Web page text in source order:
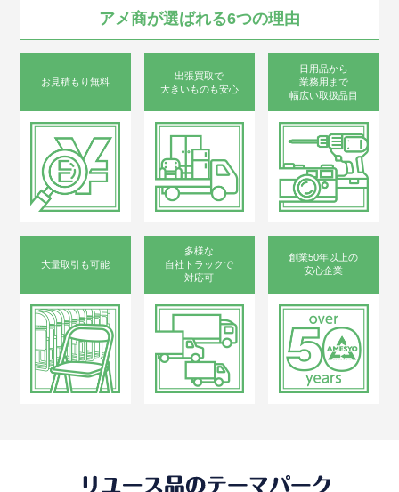
プライバシーポリシー
古物営業法に基づく表示
サイトマップ
アメ商が選ばれる6つの理由
お見積もり無料
出張買取で
大きいものも安心
日用品から
業務用まで
幅広い取扱品目
大量取引も可能
多様な
自社トラックで
対応可
創業50年以上の
安心企業